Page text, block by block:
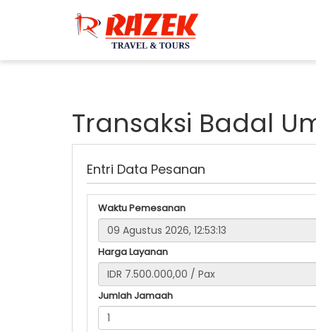
Transaksi Badal
Entri Data Pesanan
Waktu Pemesanan
Harga Layanan
Jumlah Jamaah